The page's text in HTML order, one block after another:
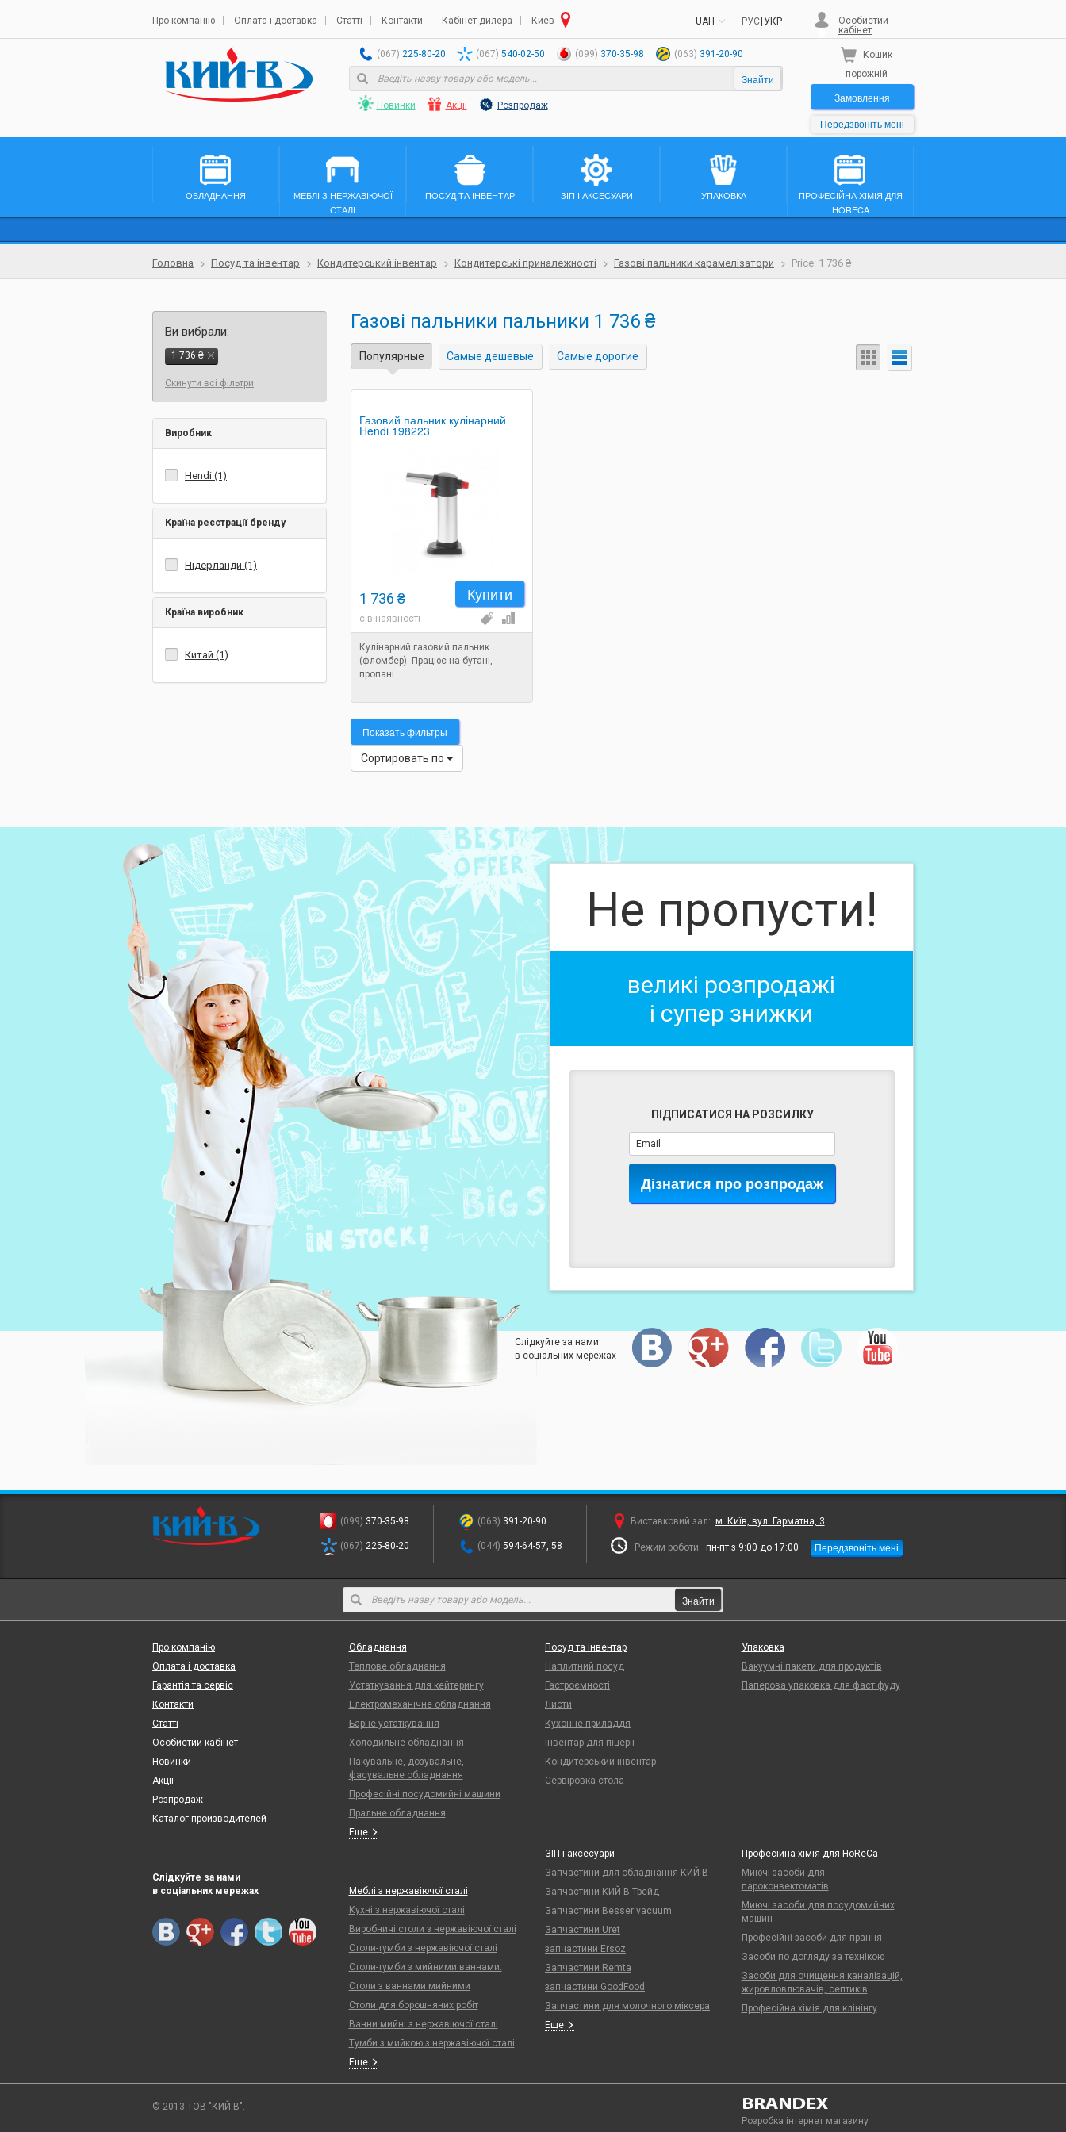
Про компанію Оплата і доставка Статті Контакти Кабінет дилера Киев UAH РУС УКР
Особистий
кабінет
(067) 225-80-20 (067) 540-02-50 (099) 370-35-98 (063) 391-20-90
Знайти
Новинки Акції Розпродаж
Кошик
порожній
Замовлення
Передзвоніть мені
ОБЛАДНАННЯ
МЕБЛІ З НЕРЖАВІЮЧОЇ
СТАЛІ
ПОСУД ТА ІНВЕНТАР ЗІП І АКСЕСУАРИ УПАКОВКА
ПРОФЕСІЙНА ХІМІЯ ДЛЯ
HORECA
Головна Посуд та інвентар Кондитерський інвентар Кондитерські приналежності Газові пальники карамелізатори Price: 1 736 ₴
Газові пальники пальники 1 736 ₴
Популярные Самые дешевые Самые дорогие
Газовий пальник кулінарний
Hendi 198223
Купити
1 736 ₴
є в наявності
Кулінарний газовий пальник
(фломбер). Працює на бутані,
пропані.
Показать фильтры
Сортировать по
Ви вибрали:
1 736 ₴
Скинути всі фільтри
Виробник
Hendi (1)
Країна реєстрації бренду
Нідерланди (1)
Країна виробник
Китай (1)
Слідкуйте за нами
в соціальних мережах
Не пропусти!
великі розпродажі
і супер знижки
ПІДПИСАТИСЯ НА РОЗСИЛКУ
Дізнатися про розпродаж
(063) 391-20-90
(044) 594-64-57, 58
(099) 370-35-98
(067) 225-80-20
Виставковий зал: м. Київ, вул. Гарматна, 3
Режим роботи: пн-пт з 9:00 до 17:00 Передзвоніть мені
Знайти
Про компанію
Оплата і доставка
Гарантія та сервіс
Контакти
Статті
Особистий кабінет
Новинки
Акції
Розпродаж
Каталог производителей
Слідкуйте за нами
в соціальних мережах
Обладнання
Теплове обладнання
Устаткування для кейтерингу
Електромеханічне обладнання
Барне устаткування
Холодильне обладнання
Пакувальне, дозувальне,
фасувальне обладнання
Професійні посудомийні машини
Пральне обладнання
Еще
Меблі з нержавіючої сталі
Кухні з нержавіючої сталі
Виробничі столи з нержавіючої сталі
Столи-тумби з нержавіючої сталі
Столи-тумби з мийними ваннами.
Столи з ваннами мийними
Столи для борошняних робіт
Ванни мийні з нержавіючої сталі
Тумби з мийкою з нержавіючої сталі
Еще
Посуд та інвентар
Наплитний посуд
Гастроємності
Листи
Кухонне приладдя
Інвентар для піцерії
Кондитерський інвентар
Сервіровка стола
ЗІП і аксесуари
Запчастини для обладнання КИЙ-В
Запчастини КИЙ-В Трейд
Запчастини Besser vacuum
Запчастини Uret
запчастини Ersoz
Запчастини Remta
запчастини GoodFood
Запчастини для молочного міксера
Еще
Упаковка
Вакуумні пакети для продуктів
Паперова упаковка для фаст фуду
Професійна хімія для HoReCa
Миючі засоби для
пароконвектоматів
Миючі засоби для посудомийних
машин
Професійні засоби для прання
Засоби по догляду за технікою
Засоби для очищення каналізацій,
жировловлювачів, септиків
Професійна хімія для клінінгу
© 2013 ТОВ "КИЙ-В".
Розробка інтернет магазину